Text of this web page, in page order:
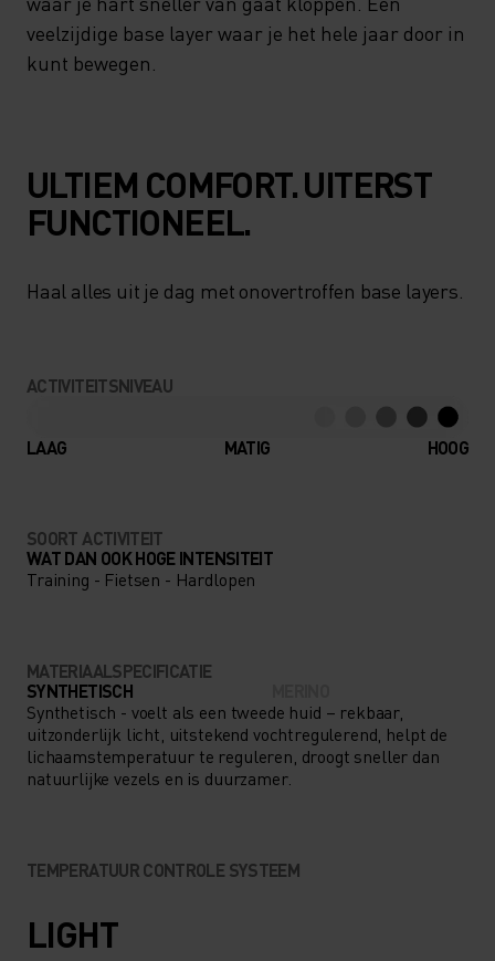
veelzijdige base layer waar je het hele jaar door in
kunt bewegen.
ULTIEM COMFORT. UITERST
FUNCTIONEEL.
Haal alles uit je dag met onovertroffen base layers.
ACTIVITEITSNIVEAU
LAAG MATIG HOOG
SOORT ACTIVITEIT
WAT DAN OOK HOGE INTENSITEIT
Training - Fietsen - Hardlopen
MATERIAALSPECIFICATIE
SYNTHETISCH
Synthetisch - voelt als een tweede huid – rekbaar,
uitzonderlijk licht, uitstekend vochtregulerend, helpt de
lichaamstemperatuur te reguleren, droogt sneller dan
natuurlijke vezels en is duurzamer.
TEMPERATUUR CONTROLE SYSTEEM
LIGHT